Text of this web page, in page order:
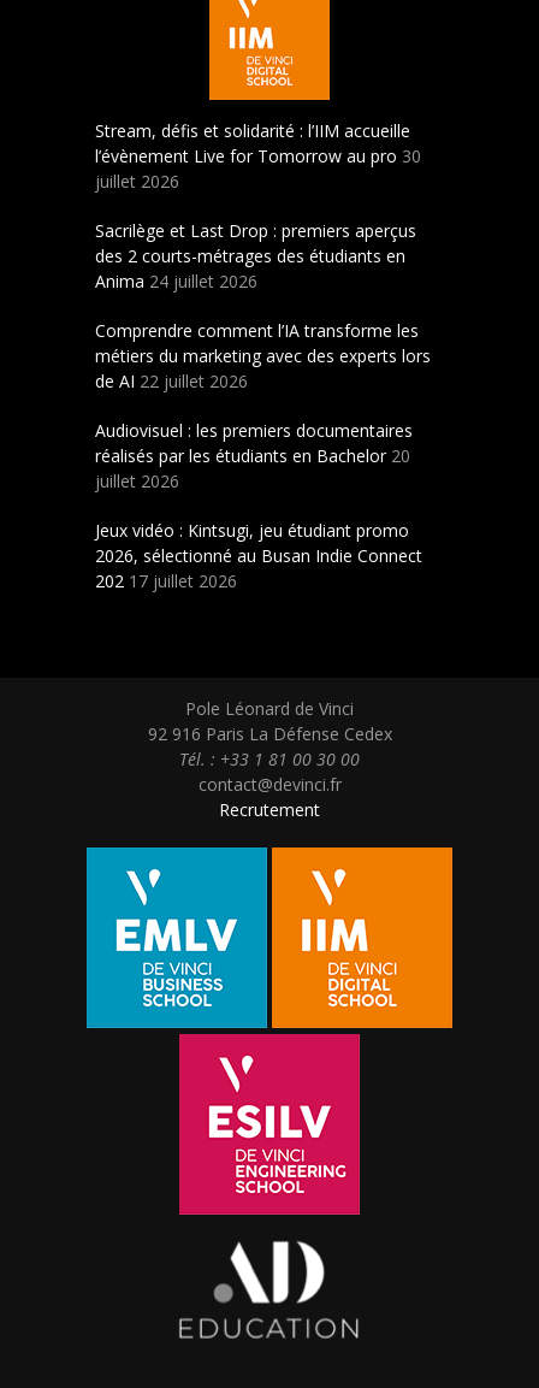
Stream, défis et solidarité : l’IIM accueille
l’évènement Live for Tomorrow au pro 30
juillet 2026
Sacrilège et Last Drop : premiers aperçus
des 2 courts-métrages des étudiants en
Anima 24 juillet 2026
Comprendre comment l’IA transforme les
métiers du marketing avec des experts lors
de AI 22 juillet 2026
Audiovisuel : les premiers documentaires
réalisés par les étudiants en Bachelor 20
juillet 2026
Jeux vidéo : Kintsugi, jeu étudiant promo
2026, sélectionné au Busan Indie Connect
202 17 juillet 2026
Pole Léonard de Vinci
92 916 Paris La Défense Cedex
Tél. : +33 1 81 00 30 00
contact@devinci.fr
Recrutement